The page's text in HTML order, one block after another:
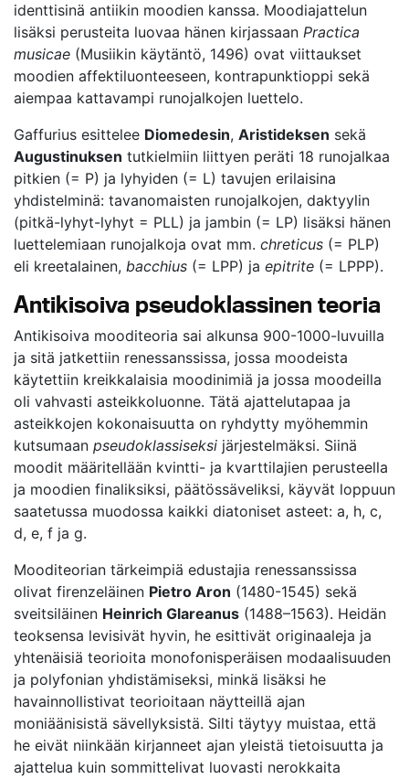
identtisinä antiikin moodien kanssa. Moodiajattelun
lisäksi perusteita luovaa hänen kirjassaan Practica
musicae (Musiikin käytäntö, 1496) ovat viittaukset
moodien affektiluonteeseen, kontrapunktioppi sekä
aiempaa kattavampi runojalkojen luettelo.
Gaffurius esittelee Diomedesin, Aristideksen sekä
Augustinuksen tutkielmiin liittyen peräti 18 runojalkaa
pitkien (= P) ja lyhyiden (= L) tavujen erilaisina
yhdistelminä: tavanomaisten runojalkojen, daktyylin
(pitkä-lyhyt-lyhyt = PLL) ja jambin (= LP) lisäksi hänen
luettelemiaan runojalkoja ovat mm. chreticus (= PLP)
eli kreetalainen, bacchius (= LPP) ja epitrite (= LPPP).
Antikisoiva pseudoklassinen teoria
Antikisoiva mooditeoria sai alkunsa 900-1000-luvuilla
ja sitä jatkettiin renessanssissa, jossa moodeista
käytettiin kreikkalaisia moodinimiä ja jossa moodeilla
oli vahvasti asteikkoluonne. Tätä ajattelutapaa ja
asteikkojen kokonaisuutta on ryhdytty myöhemmin
kutsumaan pseudoklassiseksi järjestelmäksi. Siinä
moodit määritellään kvintti- ja kvarttilajien perusteella
ja moodien finaliksiksi, päätössäveliksi, käyvät loppuun
saatetussa muodossa kaikki diatoniset asteet: a, h, c,
d, e, f ja g.
Mooditeorian tärkeimpiä edustajia renessanssissa
olivat firenzeläinen Pietro Aron (1480-1545) sekä
sveitsiläinen Heinrich Glareanus (1488–1563). Heidän
teoksensa levisivät hyvin, he esittivät originaaleja ja
yhtenäisiä teorioita monofonisperäisen modaalisuuden
ja polyfonian yhdistämiseksi, minkä lisäksi he
havainnollistivat teorioitaan näytteillä ajan
moniäänisistä sävellyksistä. Silti täytyy muistaa, että
he eivät niinkään kirjanneet ajan yleistä tietoisuutta ja
ajattelua kuin sommittelivat luovasti nerokkaita